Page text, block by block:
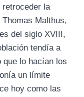
la
Malthus,
del siglo XVIII,
tendía a
que lo hacían los
un límite
hoy como las